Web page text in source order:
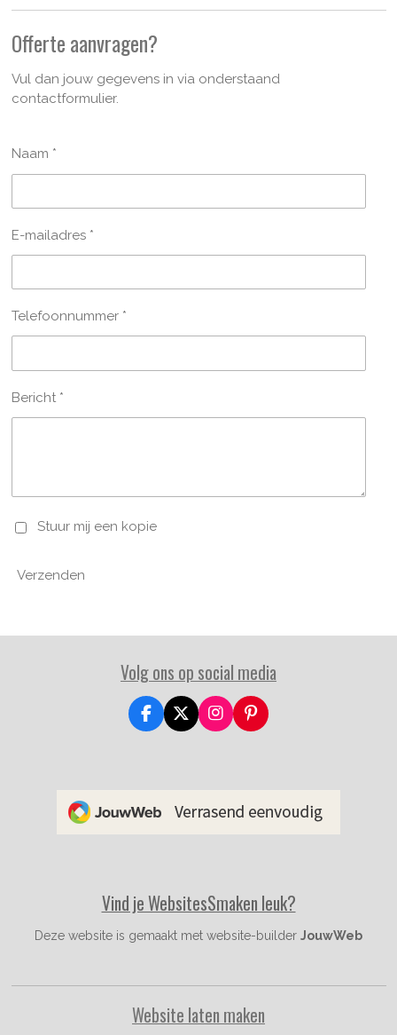
Offerte aanvragen?
Vul dan jouw gegevens in via onderstaand
contactformulier.
Naam *
E-mailadres *
Telefoonnummer *
Bericht *
Stuur mij een kopie
Verzenden
Volg ons op social media
F
a
o
X
I
n
r
P
i
e
Vind je WebsitesSmaken leuk?
Deze website is gemaakt met website-builder JouwWeb
Website laten maken